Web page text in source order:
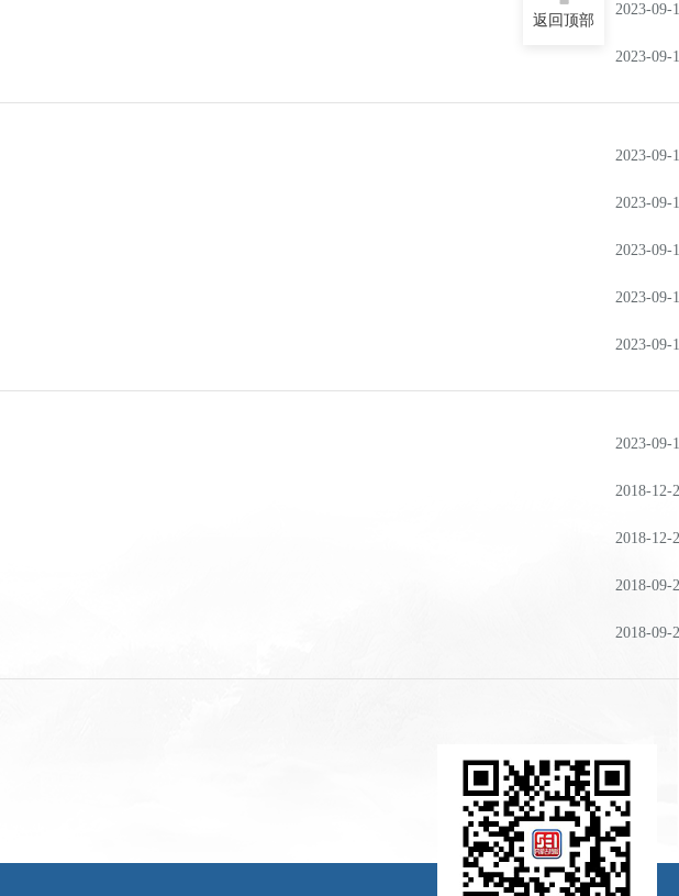
2023-09-
2023-09-
2023-09-
2023-09-
2023-09-
2023-09-
2023-09-
2023-09-
2018-12-
2018-12-
2018-09-
2018-09-
返回顶部